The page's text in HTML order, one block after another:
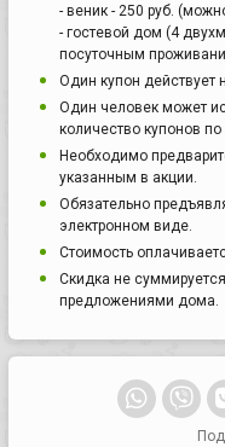
- веник - 250 руб.
- гостевой дом (4
посуточным
Один купон действует
Один человек может
количество купонов по
Необходимо
указанным в акции.
Обязательно
электронном виде.
Стоимость
Скидка не
предложениями дома.